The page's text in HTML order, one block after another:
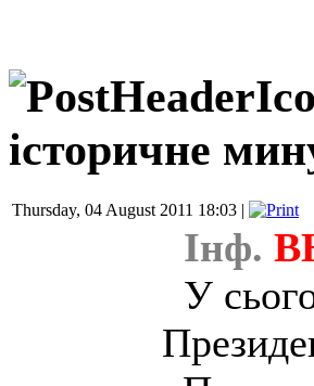
історичне
Thursday, 04 August 2011 18:03 |
Інф.
У